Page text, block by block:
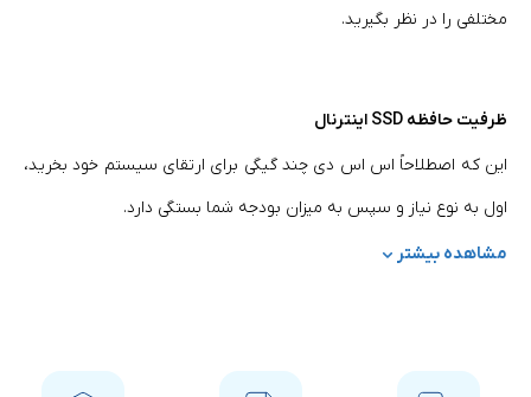
مختلفی را در نظر بگیرید.
ظرفیت حافظه SSD اینترنال
این که اصطلاحاً اس اس دی چند گیگی برای ارتقای سیستم خود بخرید،
اول به نوع نیاز و سپس به میزان بودجه شما بستگی دارد.
این نکته را به یاد داشته باشیید که بهتر است همیشه بخشی از فضای
مشاهده بیشتر